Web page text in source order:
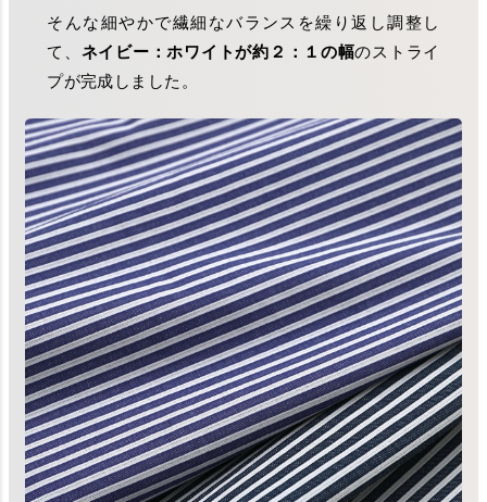
そんな細やかで繊細なバランスを繰り返し調整し
て、 ネイビー：ホワイトが約２：１の幅のストライ
プが完成しました。